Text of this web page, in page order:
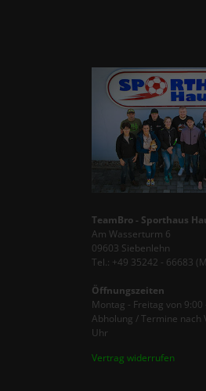
TeamBro - Sporthaus
Am Wasserturm 6
09603 Siebenlehn
Tel.: +49 35242 - 66683
Öffnungszeiten
Montag - Freitag von 9:00
Abholung / Termine nach
Uhr
Vertrag widerrufen